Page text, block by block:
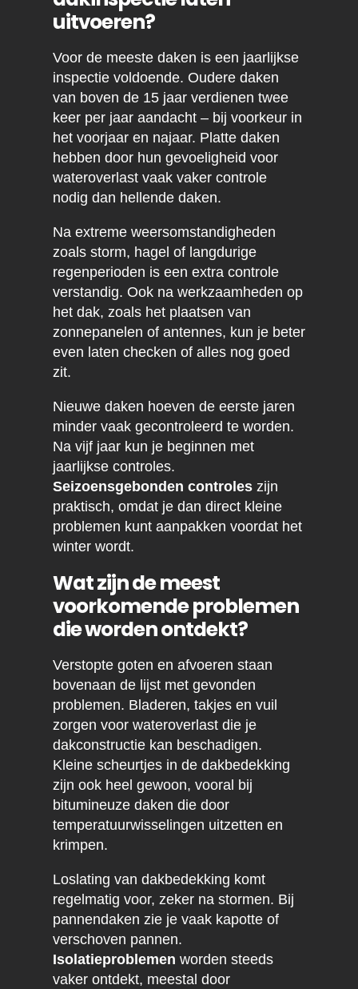
uitvoeren?
Voor de meeste daken is een jaarlijkse
inspectie voldoende. Oudere daken
van boven de 15 jaar verdienen twee
keer per jaar aandacht – bij voorkeur in
het voorjaar en najaar. Platte daken
hebben door hun gevoeligheid voor
wateroverlast vaak vaker controle
nodig dan hellende daken.
Na extreme weersomstandigheden
zoals storm, hagel of langdurige
regenperioden is een extra controle
verstandig. Ook na werkzaamheden op
het dak, zoals het plaatsen van
zonnepanelen of antennes, kun je beter
even laten checken of alles nog goed
zit.
Nieuwe daken hoeven de eerste jaren
minder vaak gecontroleerd te worden.
Na vijf jaar kun je beginnen met
jaarlijkse controles.
Seizoensgebonden controleszijn
praktisch, omdat je dan direct kleine
problemen kunt aanpakken voordat het
winter wordt.
Wat zijn de meest
voorkomende problemen
die worden ontdekt?
Verstopte goten en afvoeren staan
bovenaan de lijst met gevonden
problemen. Bladeren, takjes en vuil
zorgen voor wateroverlast die je
dakconstructie kan beschadigen.
Kleine scheurtjes in de dakbedekking
zijn ook heel gewoon, vooral bij
bitumineuze daken die door
temperatuurwisselingen uitzetten en
krimpen.
Loslating van dakbedekking komt
regelmatig voor, zeker na stormen. Bij
pannendaken zie je vaak kapotte of
verschoven pannen.
Isolatieproblemen worden steeds
vaker ontdekt, meestal door